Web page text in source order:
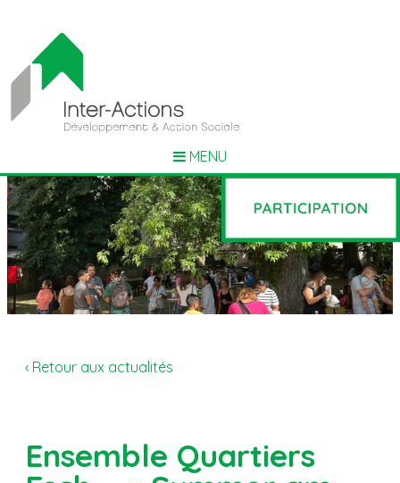
MENU
‹ Retour aux actualités
Ensemble Quartiers